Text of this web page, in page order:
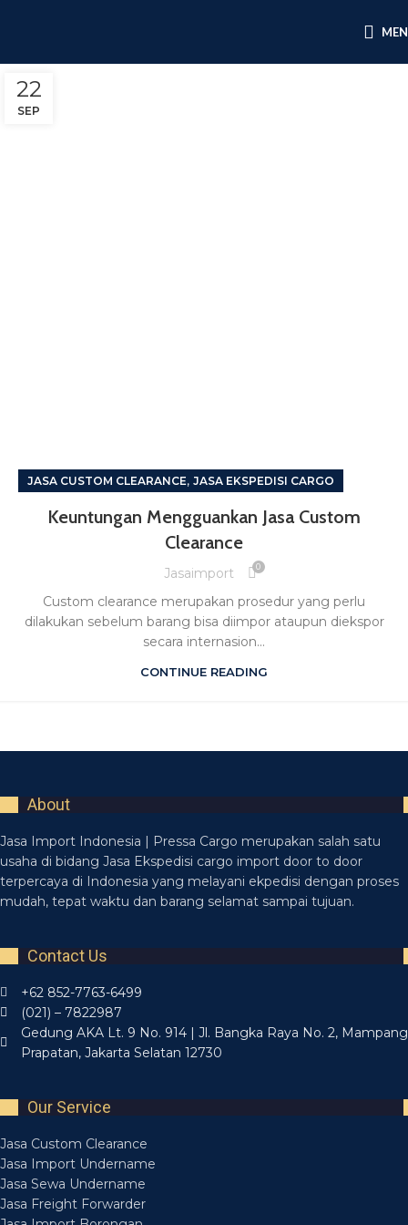
22
SEP
JASA CUSTOM CLEARANCE, JASA EKSPEDISI CARGO
Keuntungan Mengguankan Jasa Custom
Clearance
Jasaimport 0
Custom clearance merupakan prosedur yang perlu
dilakukan sebelum barang bisa diimpor ataupun diekspor
secara internasion...
CONTINUE READING
About
Jasa Import Indonesia | Pressa Cargo merupakan salah satu
usaha di bidang Jasa Ekspedisi cargo import door to door
terpercaya di Indonesia yang melayani ekpedisi dengan proses
mudah, tepat waktu dan barang selamat sampai tujuan.
Contact Us
+62 852-7763-6499
(021) – 7822987
Gedung AKA Lt. 9 No. 914 | Jl. Bangka Raya No. 2, Mampang
Prapatan, Jakarta Selatan 12730
Our Service
Jasa Custom Clearance
Jasa Import Undername
Jasa Sewa Undername
Jasa Freight Forwarder